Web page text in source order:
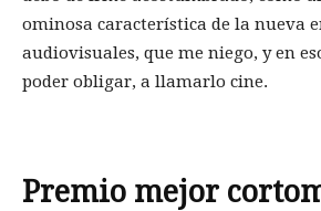
ominosa característica de la nueva
audiovisuales, que me niego, y en
poder obligar, a llamarlo cine.
Premio mejor